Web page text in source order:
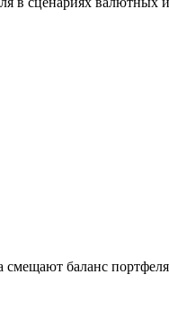
баланс